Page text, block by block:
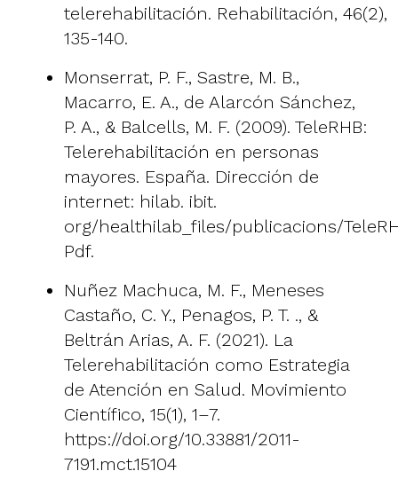
telerehabilitación. Rehabilitación, 46(2),
135-140.
Monserrat, P. F., Sastre, M. B.,
Macarro, E. A., de Alarcón Sánchez,
P. A., & Balcells, M. F. (2009). TeleRHB:
Telerehabilitación en personas
mayores. España. Dirección de
internet: hilab. ibit.
org/healthilab_files/publicacions/
Pdf.
Nuñez Machuca, M. F., Meneses
Castaño, C. Y., Penagos, P. T. ., &
Beltrán Arias, A. F. (2021). La
Telerehabilitación como Estrategia
de Atención en Salud. Movimiento
Científico, 15(1), 1–7.
https://doi.org/10.33881/2011-
7191.mct.15104